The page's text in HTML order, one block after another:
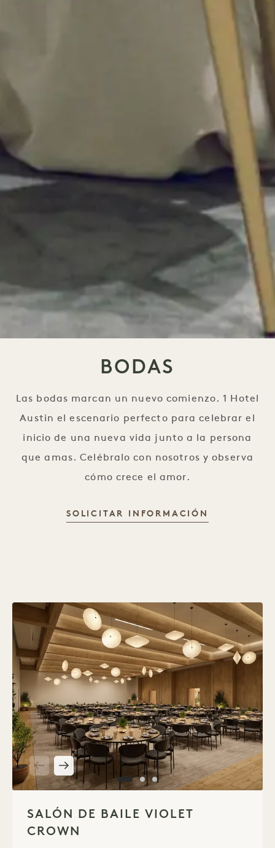
BODAS
Las bodas marcan un nuevo comienzo. 1 Hotel
Austin el escenario perfecto para celebrar el
inicio de una nueva vida junto a la persona
que amas. Celébralo con nosotros y observa
cómo crece el amor.
SOLICITAR INFORMACIÓN
SALÓN DE BAILE VIOLET
CROWN